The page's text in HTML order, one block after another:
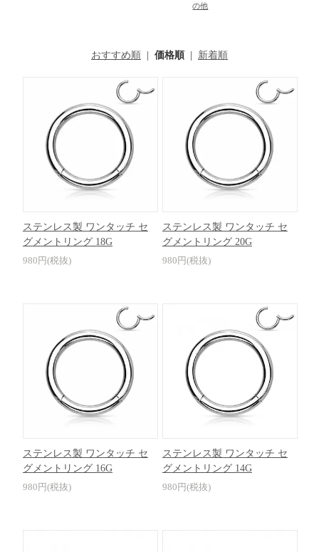
の他
おすすめ順 価格順 新着順
ステンレス製 ワンタッチ セ
グメントリング 18G
980円(税抜)
ステンレス製 ワンタッチ セ
グメントリング 20G
980円(税抜)
ステンレス製 ワンタッチ セ
グメントリング 16G
980円(税抜)
ステンレス製 ワンタッチ セ
グメントリング 14G
980円(税抜)